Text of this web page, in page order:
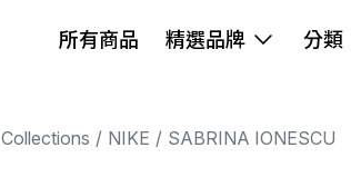
所有商品 精選品牌 分類
Collections NIKE SABRINA IONESCU